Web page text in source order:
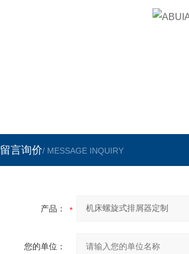
留言询价/ MESSAGE INQUIRY
产品：
您的单位：